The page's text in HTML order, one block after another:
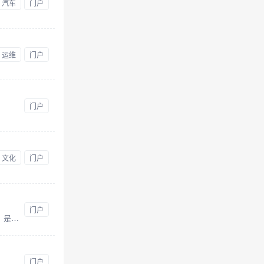
汽车 门户
运维 门户
门户
文化 门户
钟祥新闻网网是钟祥市融媒体中心主办的主流新媒体，拥有钟祥电视台视听节目独家网络版权。是钟祥第一视听门户，是钟祥对外宣传的窗口，也是外界了解钟祥的最佳平台。钟祥新闻网网立足钟祥，整合资源，
门户
门户